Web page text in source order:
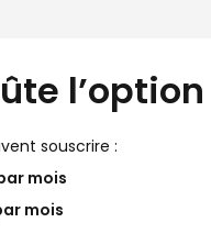
souscrire :
mois
mois